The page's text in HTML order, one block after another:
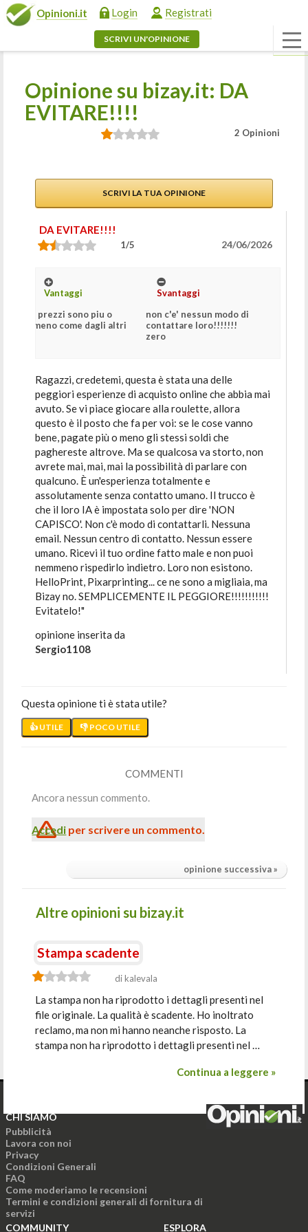
Opinioni.it Login Registrati
SCRIVI UN'OPINIONE
Opinione su bizay.it: DA
EVITARE!!!!
2 Opinioni
SCRIVI LA TUA OPINIONE
DA EVITARE!!!!
1/5 24/06/2026
Vantaggi
i prezzi sono piu o
meno come dagli altri
Svantaggi
non c'e' nessun modo di
contattare loro!!!!!!!
zero
Ragazzi, credetemi, questa è stata una delle
peggiori esperienze di acquisto online che abbia mai
avuto. Se vi piace giocare alla roulette, allora
questo è il posto che fa per voi: se le cose vanno
bene, pagate più o meno gli stessi soldi che
paghereste altrove. Ma se qualcosa va storto, non
avrete mai, mai, mai la possibilità di parlare con
qualcuno. È un'esperienza totalmente e
assolutamente senza contatto umano. Il trucco è
che il loro IA è impostata solo per dire 'NON
CAPISCO'. Non c'è modo di contattarli. Nessuna
email. Nessun centro di contatto. Nessun essere
umano. Ricevi il tuo ordine fatto male e non puoi
nemmeno rispedirlo indietro. Loro non esistono.
HelloPrint, Pixarprinting... ce ne sono a migliaia, ma
Bizay no. SEMPLICEMENTE IL PEGGIORE!!!!!!!!!!!
Evitatelo!"
opinione inserita da
Sergio1108
Questa opinione ti è stata utile?
👍 UTILE 👎 POCO UTILE
COMMENTI
Ancora nessun commento.
Accedi per scrivere un commento.
opinione successiva »
Altre opinioni su bizay.it
Stampa scadente
di kalevala
La stampa non ha riprodotto i dettagli presenti nel
file originale. La qualità è scadente. Ho inoltrato
reclamo, ma non mi hanno neanche risposto. La
stampa non ha riprodotto i dettagli presenti nel …
Continua a leggere »
CHI SIAMO
Pubblicità
Lavora con noi
Privacy
Condizioni Generali
FAQ
Come moderiamo le recensioni
Termini e condizioni generali di fornitura di
servizi
COMMUNITY
ESPLORA